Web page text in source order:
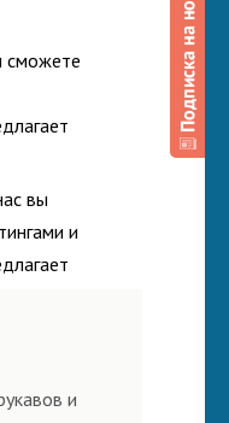
шлангов
спецами,
сможете
шлангов
спецами,
вы
и
и